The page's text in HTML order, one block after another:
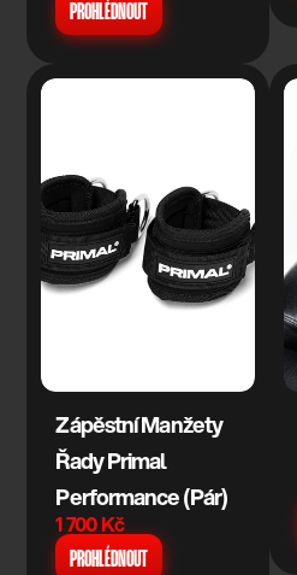
PROHLÉDNOUT
Zápěstní Manžety
Řady Primal
Performance (Pár)
1 700 Kč
PROHLÉDNOUT